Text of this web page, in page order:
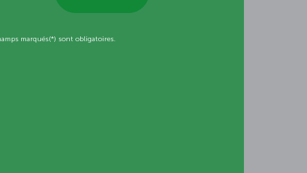
marqués(*) sont obligatoires.